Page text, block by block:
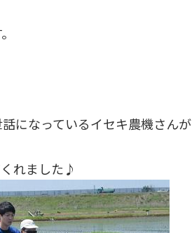
になっているイセキ農機さんが
れました♪